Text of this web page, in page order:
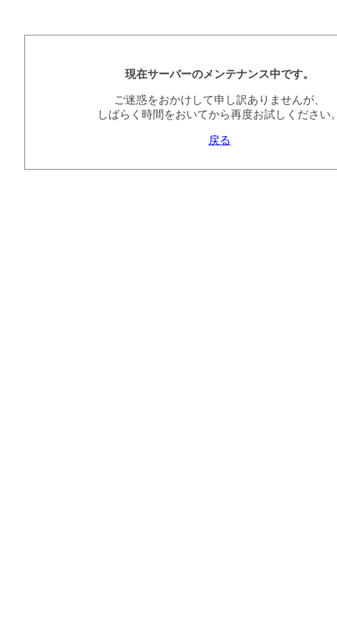
現在サーバーのメンテナンス中です。
ご迷惑をおかけして申し訳ありませんが、
しばらく時間をおいてから再度お試しください。
戻る